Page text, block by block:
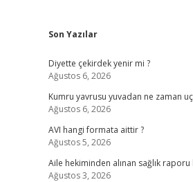
Sidebar
Son Yazılar
Diyette çekirdek yenir mi ?
Ağustos 6, 2026
Kumru yavrusu yuvadan ne zaman
Ağustos 6, 2026
AVI hangi formata aittir ?
Ağustos 5, 2026
Aile hekiminden alınan sağlık raporu
Ağustos 3, 2026